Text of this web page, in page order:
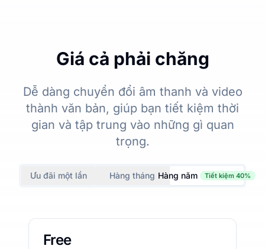
Giá cả phải chăng
Dễ dàng chuyển đổi âm thanh và video
thành văn bản, giúp bạn tiết kiệm thời
gian và tập trung vào những gì quan
trọng.
Ưu đãi một lần Hàng tháng Hàng năm Tiết kiệm 40%
Free